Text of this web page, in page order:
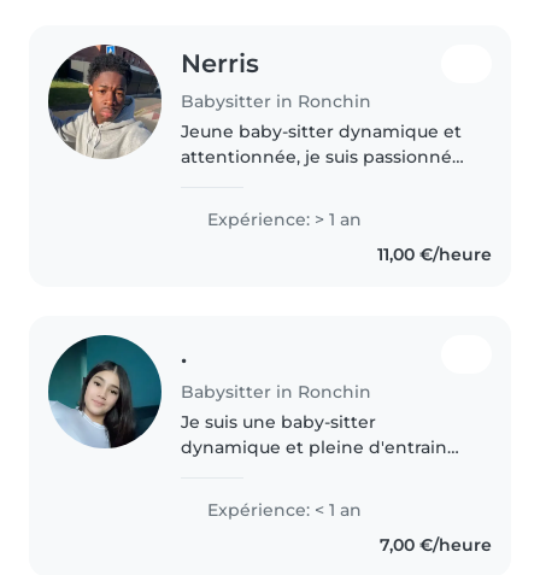
Nerris
Babysitter in Ronchin
Jeune baby-sitter dynamique et
attentionnée, je suis passionnée
jeux. Avec une année
d'expérience en garde d'enfants,
je suis à l'aise avec les tout-
Expérience: > 1 an
11,00 €/heure
.
Babysitter in Ronchin
Je suis une baby-sitter
dynamique et pleine d'entrain
famille. Bien que je n'aie pas
encore d'expérience officielle, je
suis très à l'aise avec les enfants..
Expérience: < 1 an
7,00 €/heure